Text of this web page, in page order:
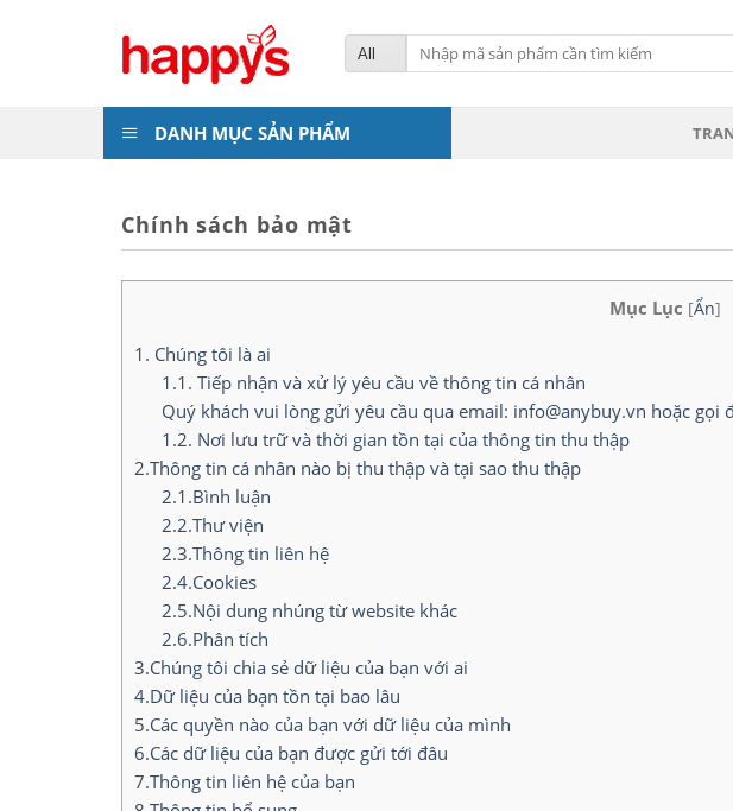
Tìm
kiếm:
DANH MỤC SẢN PHẨM
Chính sách bảo mật
Mục Lục [Ẩn]
1. Chúng tôi là ai
1.1. Tiếp nhận và xử lý yêu cầu về thông tin cá nhân
Quý khách vui lòng gửi yêu cầu qua email: info@anybuy.vn hoặc
1.2. Nơi lưu trữ và thời gian tồn tại của thông tin thu thập
2.Thông tin cá nhân nào bị thu thập và tại sao thu thập
2.1.Bình luận
2.2.Thư viện
2.3.Thông tin liên hệ
2.4.Cookies
2.5.Nội dung nhúng từ website khác
2.6.Phân tích
3.Chúng tôi chia sẻ dữ liệu của bạn với ai
4.Dữ liệu của bạn tồn tại bao lâu
5.Các quyền nào của bạn với dữ liệu của mình
6.Các dữ liệu của bạn được gửi tới đâu
7.Thông tin liên hệ của bạn